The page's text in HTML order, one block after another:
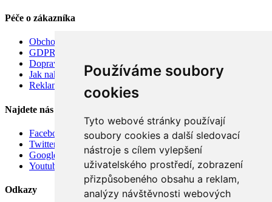
Používáme soubory
cookies
Tyto webové stránky používají
soubory cookies a další sledovací
nástroje s cílem vylepšení
uživatelského prostředí, zobrazení
přizpůsobeného obsahu a reklam,
analýzy návštěvnosti webových
Péče o zákazníka
Obchodní podmínky
GDPR
Doprava
Jak nakupovat
Reklamace
Najdete nás
Facebook
Twitter
Google
Youtube
Odkazy